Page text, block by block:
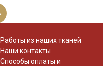
Работы из наших тканей
Наши контакты
Способы оплаты и